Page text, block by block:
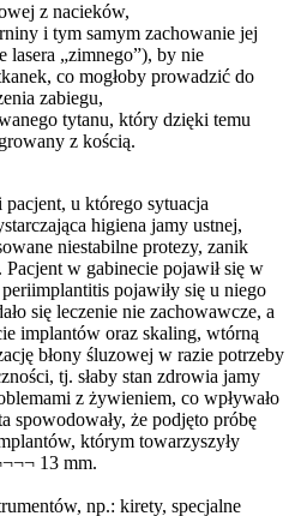
z nacieków,
i tym samym zachowanie jej
lasera „zimnego”), by nie
co mogłoby prowadzić do
zabiegu,
tytanu, który dzięki temu
z kością.
pacjent, u którego sytuacja
higiena jamy ustnej,
niestabilne protezy, zanik
w gabinecie pojawił się w
pojawiły się u niego
się leczenie nie zachowawcze, a
implantów oraz skaling, wtórną
błony śluzowej w razie potrzeby
tj. słaby stan zdrowia jamy
z żywieniem, co wpływało
spowodowały, że podjęto próbę
którym towarzyszyły
13 mm.
np.: kirety, specjalne